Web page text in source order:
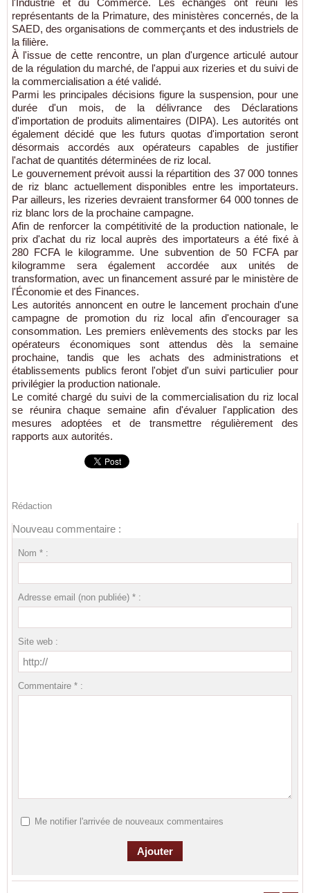
représentants de la Primature, des ministères concernés, de la
SAED, des organisations de commerçants et des industriels de
la filière.
À l'issue de cette rencontre, un plan d'urgence articulé autour
de la régulation du marché, de l'appui aux rizeries et du suivi de
la commercialisation a été validé.
Parmi les principales décisions figure la suspension, pour une
durée d'un mois, de la délivrance des Déclarations
d'importation de produits alimentaires (DIPA). Les autorités ont
également décidé que les futurs quotas d'importation seront
désormais accordés aux opérateurs capables de justifier
l'achat de quantités déterminées de riz local.
Le gouvernement prévoit aussi la répartition des 37 000 tonnes
de riz blanc actuellement disponibles entre les importateurs.
Par ailleurs, les rizeries devraient transformer 64 000 tonnes de
riz blanc lors de la prochaine campagne.
Afin de renforcer la compétitivité de la production nationale, le
prix d'achat du riz local auprès des importateurs a été fixé à
280 FCFA le kilogramme. Une subvention de 50 FCFA par
kilogramme sera également accordée aux unités de
transformation, avec un financement assuré par le ministère de
l'Économie et des Finances.
Les autorités annoncent en outre le lancement prochain d'une
campagne de promotion du riz local afin d'encourager sa
consommation. Les premiers enlèvements des stocks par les
opérateurs économiques sont attendus dès la semaine
prochaine, tandis que les achats des administrations et
établissements publics feront l'objet d'un suivi particulier pour
privilégier la production nationale.
Le comité chargé du suivi de la commercialisation du riz local
se réunira chaque semaine afin d'évaluer l'application des
mesures adoptées et de transmettre régulièrement des
rapports aux autorités.
Rédaction
Nouveau commentaire :
Nom * :
Adresse email (non publiée) * :
Site web :
Commentaire * :
Me notifier l'arrivée de nouveaux commentaires